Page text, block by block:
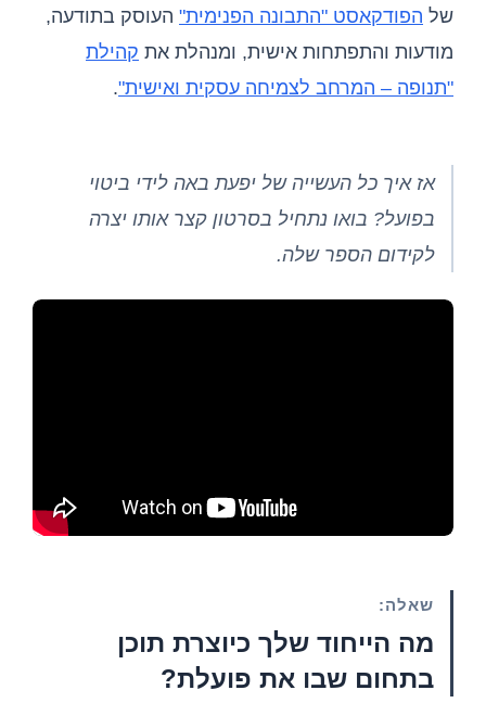
של הפודקאסט "התבונה הפנימית" העוסק בתודעה,
מודעות והתפתחות אישית, ומנהלת את קהילת
"תנופה – המרחב לצמיחה עסקית ואישית".
אז איך כל העשייה של יפעת באה לידי ביטוי
בפועל? בואו נתחיל בסרטון קצר אותו יצרה
לקידום הספר שלה.
שאלה:
מה הייחוד שלך כיוצרת תוכן
בתחום שבו את פועלת?